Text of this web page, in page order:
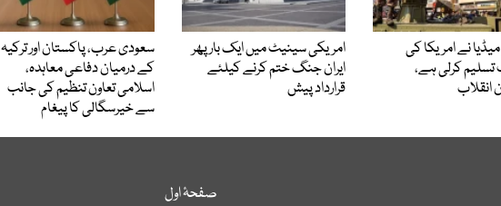
نے امریکا کی
کرلی ہے،
انقلاب
امریکی سینیٹ میں ایک بار پھر
ایران جنگ ختم کرنے کیلئے
قرارداد پیش
سعودی عرب، پاکستان اور ترکیہ
کے درمیان دفاعی معاہدہ،
اسلامی تعاون تنظیم کی جانب
سے خیرسگالی کا پیغام
صفحۂ اول